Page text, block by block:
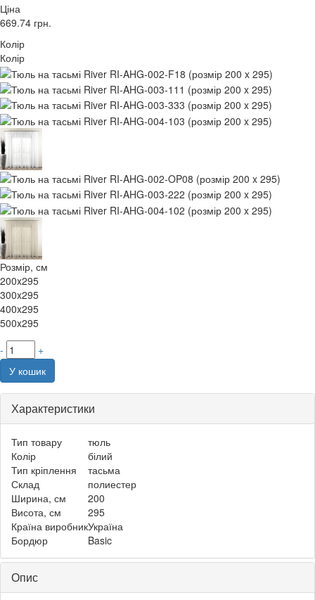
Ціна
669.74 грн.
Колір
Колір
Розмір, см
200x295
300x295
400x295
500x295
-
+
У кошик
Характеристики
Тип товару
тюль
Колір
білий
Тип кріплення
тасьма
Склад
полиестер
Ширина, см
200
Висота, см
295
Країна виробникУкраїна
Бордюр
Basic
Опис